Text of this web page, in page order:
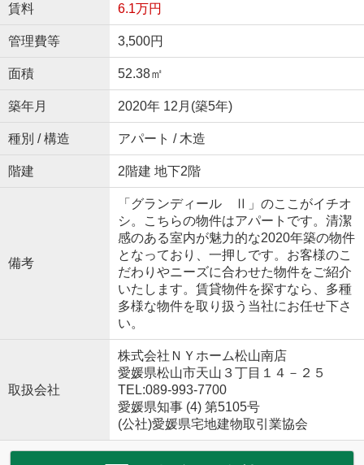
賃料 6.1万円
管理費等 3,500円
面積 52.38㎡
築年月 2020年 12月(築5年)
種別 / 構造 アパート / 木造
階建 2階建 地下2階
備考
「グランディール Ⅱ」のここがイチオ
シ。こちらの物件はアパートです。清潔
感のある室内が魅力的な2020年築の物件
となっており、一押しです。お客様のこ
だわりやニーズに合わせた物件をご紹介
いたします。賃貸物件を探すなら、多種
多様な物件を取り扱う当社にお任せ下さ
い。
取扱会社
株式会社ＮＹホーム松山南店
愛媛県松山市天山３丁目１４－２５
TEL:089-993-7700
愛媛県知事 (4) 第5105号
(公社)愛媛県宅地建物取引業協会